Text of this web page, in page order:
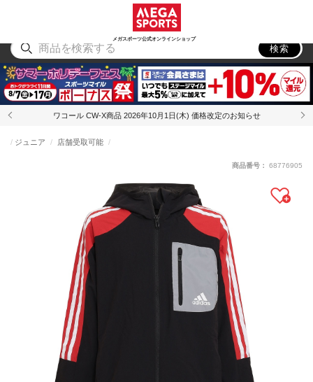
メガスポーツ公式オンラインショップ
アウトドア
検索
ワコール CW-X商品 2026年10月1日(木) 価格改定のお知らせ
ジュニア 店舗受取可能
商品番号： 68776905